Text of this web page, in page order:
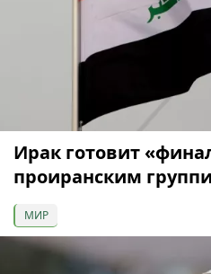
Ирак готовит
проиранским
МИР